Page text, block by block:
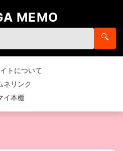
MEMO
🔍
トについて
ネリンク
イ本棚